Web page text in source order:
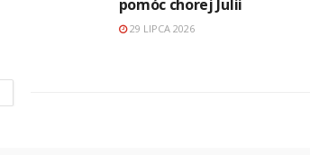
pomóc chorej Julii
29 LIPCA 2026